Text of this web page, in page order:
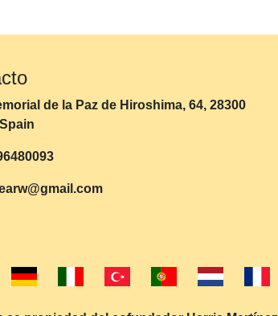
de la Paz de Hiroshima, 64, 28300